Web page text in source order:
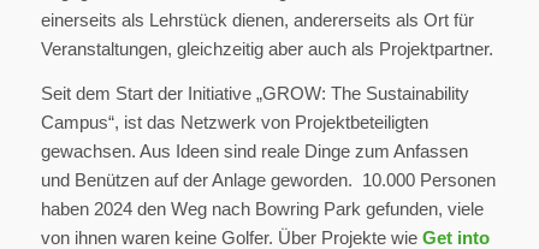
einerseits als Lehrstück dienen, andererseits als Ort für
Veranstaltungen, gleichzeitig aber auch als Projektpartner.
Seit dem Start der Initiative „GROW: The Sustainability
Campus“, ist das Netzwerk von Projektbeteiligten
gewachsen. Aus Ideen sind reale Dinge zum Anfassen
und Benützen auf der Anlage geworden. 10.000 Personen
haben 2024 den Weg nach Bowring Park gefunden, viele
von ihnen waren keine Golfer. Über Projekte wie Get into